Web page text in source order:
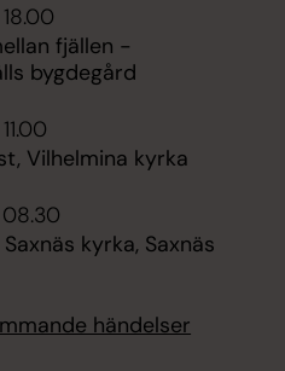
fjällen -
bygdegård
Vilhelmina kyrka
08.30
kyrka, Saxnäs
händelser